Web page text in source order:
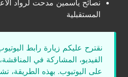
نصائح ياسمين مدحت لرواد
المستقبلية
نقترح عليكم زيارة رابط
الفيديو، المشاركة في
على اليوتيوب. بهذه الطريقة،